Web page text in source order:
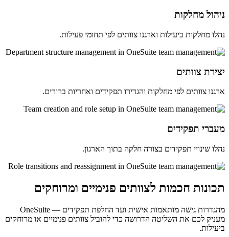
ניהול מחלקות
נהלו מחלקות ביעילות וארגנו צוותים לפי תחומי פעילות.
יצירת צוותים
ארגנו צוותים לפי מחלקות והגדירו תפקידים ואחריות ברורים.
מעברי תפקידים
נהלו שינויי תפקידים בצורה חלקה בתוך הארגון.
תכונות חכמות לצוותים פנימיים ומרוחקים
מהגדרות גישה מותאמות אישית ועד החלפת תפקידים — OneSuite
מעניק לכם את השליטה הדרושה כדי להוביל צוותים פנימיים או מרוחקים
ביעילות.